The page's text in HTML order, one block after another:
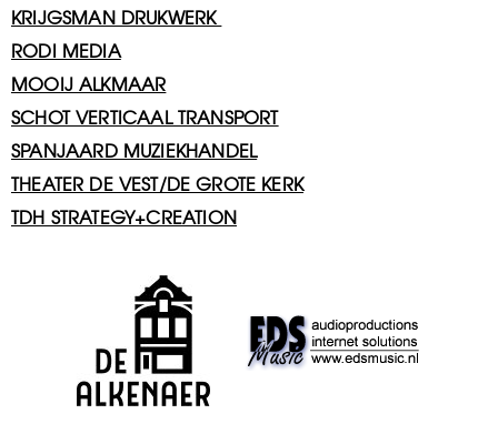
KRIJGSMAN DRUKWERK
RODI MEDIA
MOOIJ ALKMAAR
SCHOT VERTICAAL TRANSPORT
SPANJAARD MUZIEKHANDEL
THEATER DE VEST/DE GROTE KERK
TDH STRATEGY+CREATION